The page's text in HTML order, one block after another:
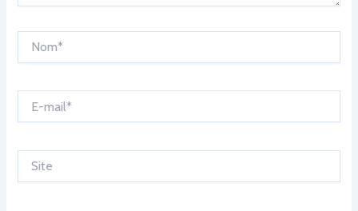
mail*